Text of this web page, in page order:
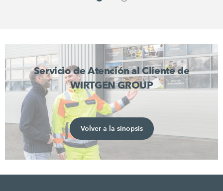
Servicio de Atención al Cliente de
WIRTGEN GROUP
Volver a la sinopsis